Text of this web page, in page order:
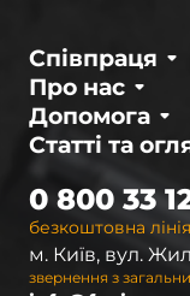
Про нас
Співпраця
Статті та
Допомога
безкоштовна
0 800 33
м. Київ, вул.
звернення з